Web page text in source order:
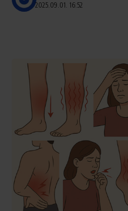
2025.09.01. 16:52